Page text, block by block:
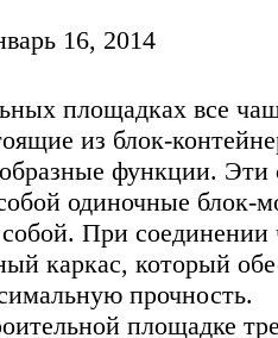
16, 2014
площадках все
из блок-
функции. Эти
одиночные блок-
При соединении
каркас, который
прочность.
площадке